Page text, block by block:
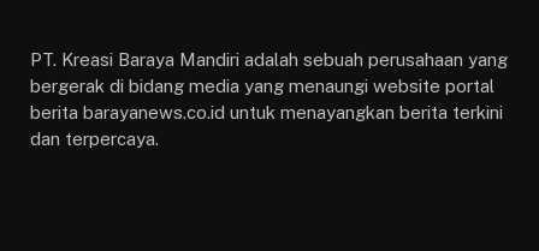
PT. Kreasi Baraya Mandiri adalah sebuah perusahaan yang
bergerak di bidang media yang menaungi website portal
berita barayanews.co.id untuk menayangkan berita terkini
dan terpercaya.